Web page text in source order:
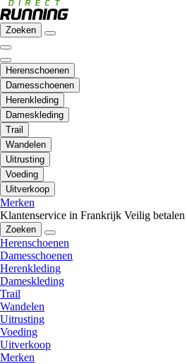
Zoeken
Herenschoenen
Damesschoenen
Herenkleding
Dameskleding
Trail
Wandelen
Uitrusting
Voeding
Uitverkoop
Merken
Klantenservice in Frankrijk Veilig betalen
Zoeken
Herenschoenen
Damesschoenen
Herenkleding
Dameskleding
Trail
Wandelen
Uitrusting
Voeding
Uitverkoop
Merken